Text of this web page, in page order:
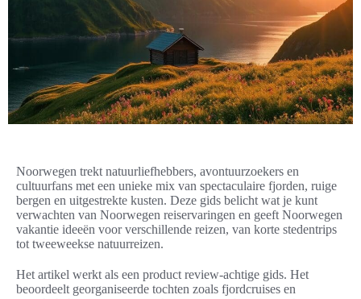
Noorwegen trekt natuurliefhebbers, avontuurzoekers en
cultuurfans met een unieke mix van spectaculaire fjorden, ruige
bergen en uitgestrekte kusten. Deze gids belicht wat je kunt
verwachten van Noorwegen reiservaringen en geeft Noorwegen
vakantie ideeën voor verschillende reizen, van korte stedentrips
tot tweeweekse natuurreizen.
Het artikel werkt als een product review-achtige gids. Het
beoordeelt georganiseerde tochten zoals fjordcruises en